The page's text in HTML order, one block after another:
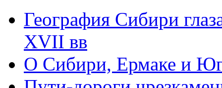
География Сибири
XVII вв
О Сибири, Ермаке и